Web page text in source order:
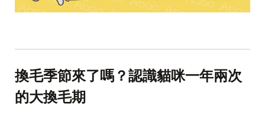
換毛季節來了嗎？認識貓咪一年兩次
的大換毛期